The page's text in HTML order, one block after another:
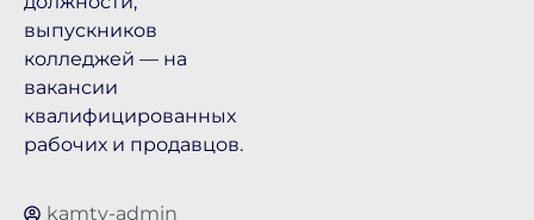
выпускников
колледжей — на
вакансии
квалифицированных
рабочих и продавцов.
kamtv-admin